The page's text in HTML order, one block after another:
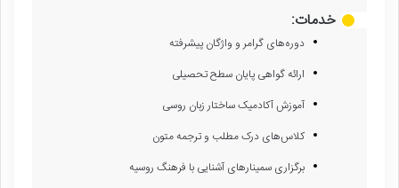
خدمات:
دوره‌های گرامر و واژگان پیشرفته
ارائه گواهی پایان سطح تحصیلی
آموزش آکادمیک ساختار زبان روسی
کلاس‌های درک مطلب و ترجمه متون
برگزاری سمینارهای آشنایی با فرهنگ روسیه